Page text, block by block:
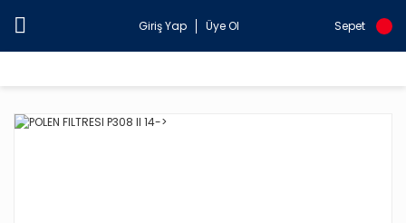
Giriş Yap Üye Ol Sepet